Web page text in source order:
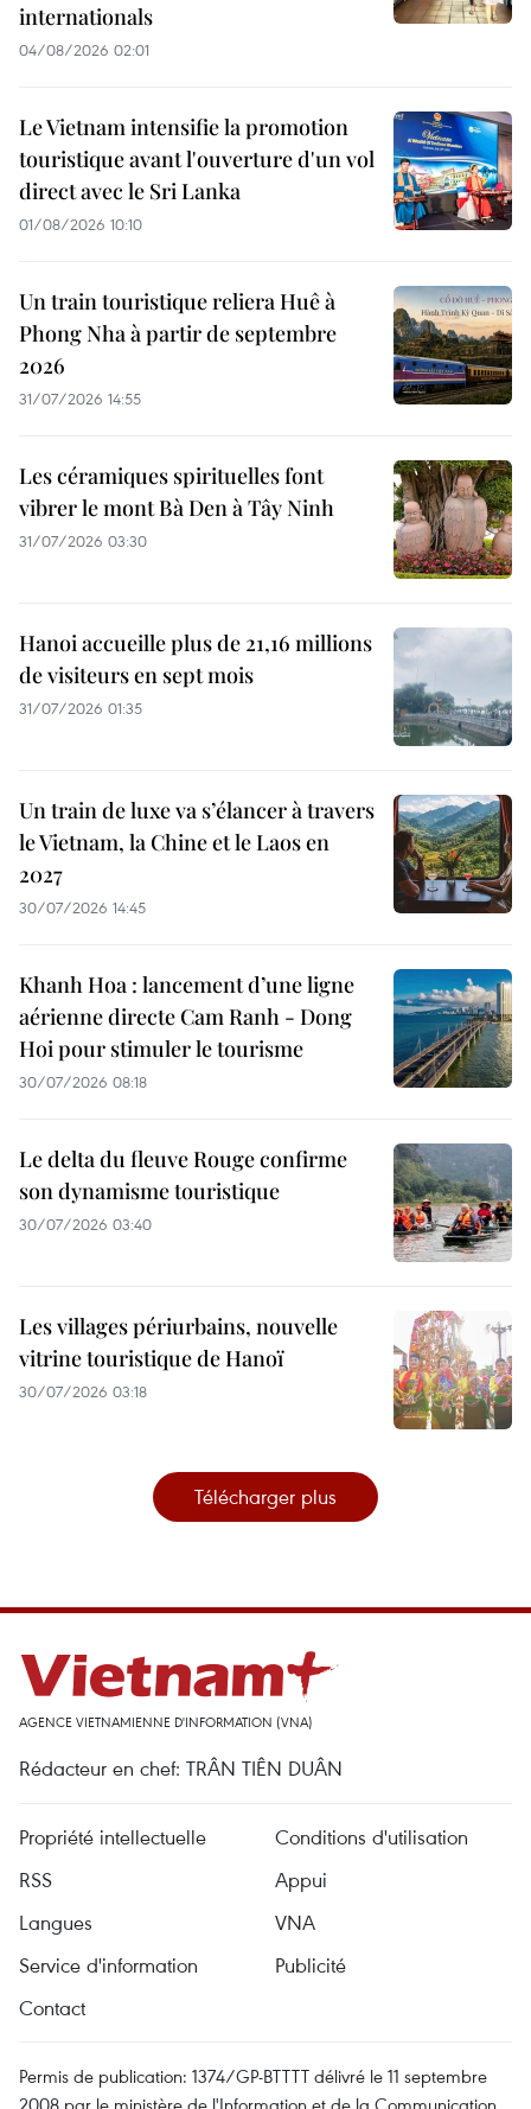
internationals
04/08/2026 02:01
Le Vietnam intensifie la promotion
touristique avant l'ouverture d'un vol
direct avec le Sri Lanka
01/08/2026 10:10
Un train touristique reliera Huê à
Phong Nha à partir de septembre
2026
31/07/2026 14:55
Les céramiques spirituelles font
vibrer le mont Bà Den à Tây Ninh
31/07/2026 03:30
Hanoi accueille plus de 21,16 millions
de visiteurs en sept mois ​
31/07/2026 01:35
Un train de luxe va s’élancer à travers
le Vietnam, la Chine et le Laos en
2027
30/07/2026 14:45
Khanh Hoa : lancement d’une ligne
aérienne directe Cam Ranh - Dong
Hoi pour stimuler le tourisme
30/07/2026 08:18
Le delta du fleuve Rouge confirme
son dynamisme touristique
30/07/2026 03:40
Les villages périurbains, nouvelle
vitrine touristique de Hanoï
30/07/2026 03:18
Télécharger plus
AGENCE VIETNAMIENNE D'INFORMATION (VNA)
Rédacteur en chef: TRÂN TIÊN DUÂN
Propriété intellectuelle
Conditions d'utilisation
RSS
Appui
Langues
VNA
Service d'information
Publicité
Contact
Permis de publication: 1374/GP-BTTTT délivré le 11 septembre
2008 par le ministère de l'Information et de la Communication.